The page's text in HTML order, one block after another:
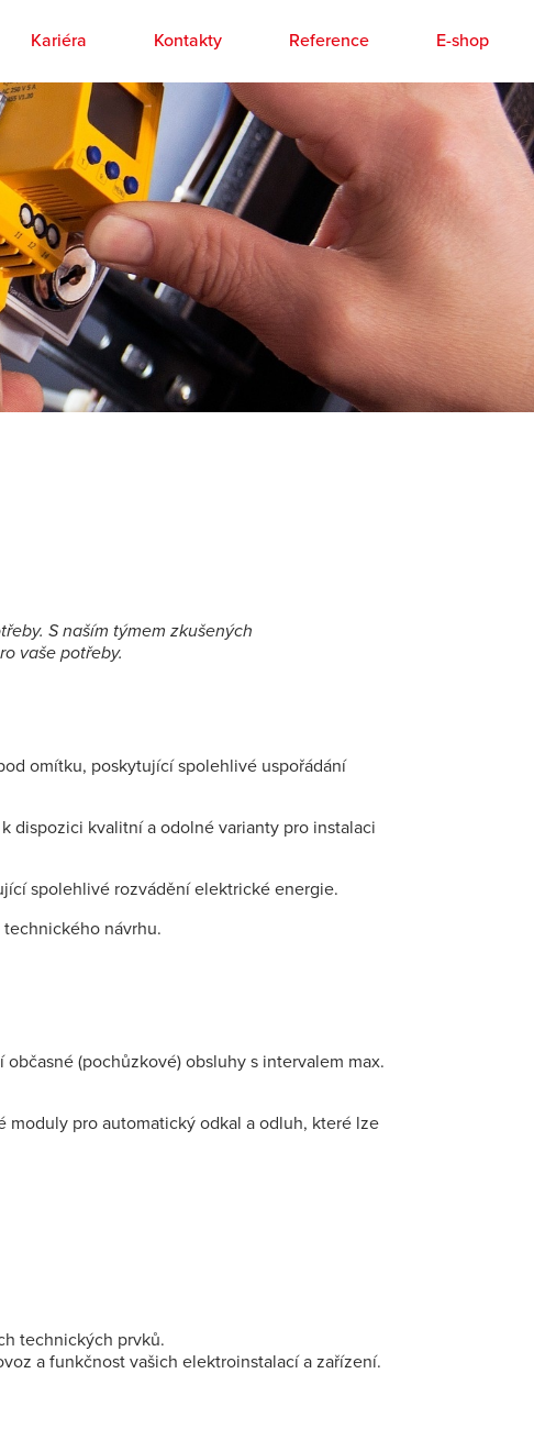
Kariéra Kontakty Reference E-shop
S naším týmem zkušených
vaše potřeby.
omítku, poskytující spolehlivé uspořádání
dispozici kvalitní a odolné varianty pro instalaci
spolehlivé rozvádění elektrické energie.
návrhu.
(pochůzkové) obsluhy s intervalem max.
moduly pro automatický odkal a odluh, které lze
technických prvků.
a funkčnost vašich elektroinstalací a zařízení.